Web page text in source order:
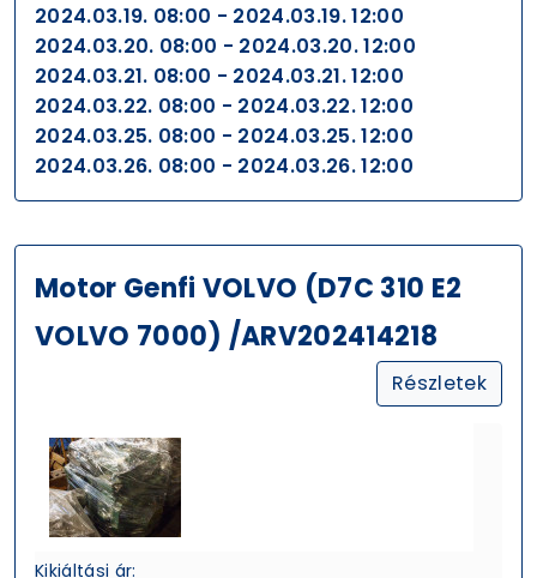
2024.03.19. 08:00 - 2024.03.19. 12:00
2024.03.20. 08:00 - 2024.03.20. 12:00
2024.03.21. 08:00 - 2024.03.21. 12:00
2024.03.22. 08:00 - 2024.03.22. 12:00
2024.03.25. 08:00 - 2024.03.25. 12:00
2024.03.26. 08:00 - 2024.03.26. 12:00
Motor Genfi VOLVO (D7C 310 E2
VOLVO 7000) /ARV202414218
Részletek
Kikiáltási ár: